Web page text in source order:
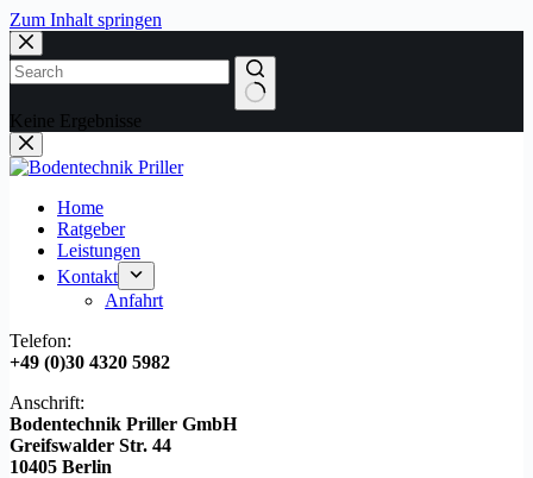
Zum Inhalt springen
Keine Ergebnisse
Home
Ratgeber
Leistungen
Kontakt
Anfahrt
Telefon:
+49 (0)30 4320 5982
Anschrift:
Bodentechnik Priller GmbH
Greifswalder Str. 44
10405 Berlin